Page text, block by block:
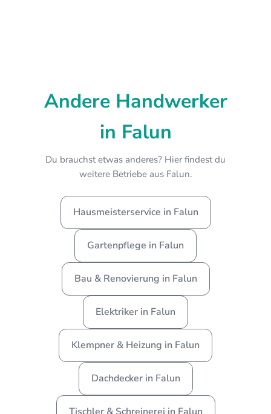
Andere Handwerker
in Falun
Du brauchst etwas anderes? Hier findest du
weitere Betriebe aus Falun.
Hausmeisterservice in Falun
Gartenpflege in Falun
Bau & Renovierung in Falun
Elektriker in Falun
Klempner & Heizung in Falun
Dachdecker in Falun
Tischler & Schreinerei in Falun